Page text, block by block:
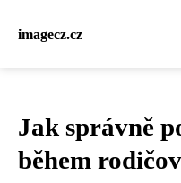
imagecz.cz
Jak správně
během